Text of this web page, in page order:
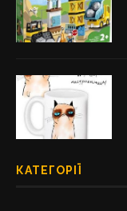
КАТЕГОРІЇ